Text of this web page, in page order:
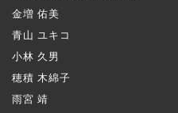
金増 佑美
青山 ユキコ
小林 久男
穂積 木綿子
雨宮 靖